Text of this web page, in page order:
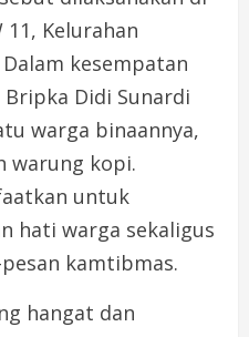
11, Kelurahan
kesempatan
Didi Sunardi
warga binaannya,
warung kopi.
untuk
hati warga sekaligus
kamtibmas.
hangat dan